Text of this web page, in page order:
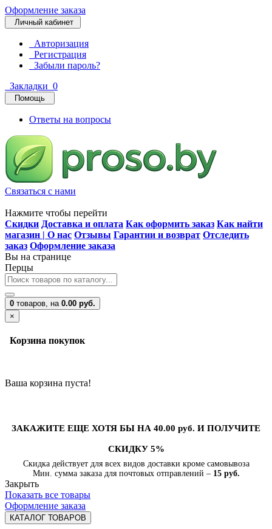
Оформление заказа
Личный кабинет
Авторизация
Регистрация
Забыли пароль?
Закладки 0
Помощь
Ответы на вопросы
Связаться с нами
Нажмите чтобы перейти
Скидки Доставка и оплата Как оформить заказ Как найти
магазин | О нас Отзывы Гарантии и возврат Отследить
заказ Оформление заказа
Вы на странице
Перцы
0 товаров, на 0.00 руб.
×
Корзина покупок
Ваша корзина пуста!
ЗАКАЖИТЕ ЕЩЕ ХОТЯ БЫ НА 40.00 руб. И ПОЛУЧИТЕ
СКИДКУ 5%
Скидка действует для всех видов доставки кроме самовывоза
Мин. сумма заказа для почтовых отправлений – 15 руб.
Закрыть
Показать все товары
Оформление заказа
КАТАЛОГ ТОВАРОВ